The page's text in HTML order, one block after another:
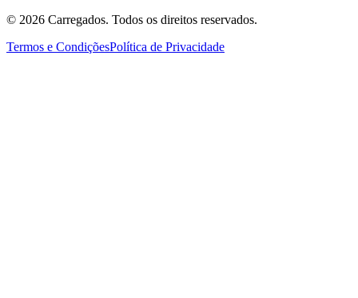
© 2026 Carregados. Todos os direitos reservados.
Termos e CondiçõesPolítica de Privacidade